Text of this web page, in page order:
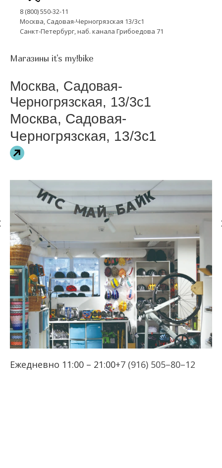
8 (800) 550-32-11
Москва, Садовая-Черногрязская 13/3с1
Санкт-Петербург, наб. канала Грибоедова 71
Магазины it's my!bike
Москва, Садовая-
Черногрязская, 13/3с1
Москва, Садовая-
Черногрязская, 13/3с1
Ежедневно 11:00 – 21:00+7 (916) 505–80–12